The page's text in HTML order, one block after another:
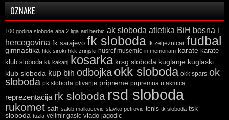
OZNAKE
100 godina slobode aba 2 liga aid berbic ak sloboda atletika BiH bosna i
hercegovina fk sarajevo fk sloboda fk zeljeznicar fudbal
gimnastika hkk siroki hkk zrinjski husref musemic in memoriam karate karate
klub sloboda kk kakanj kosarka krsg sloboda kuglanje kuglaski
klub sloboda kup bih odbojka okk sloboda okk spars ok
sloboda pk sloboda plivanje pripreme pripremna utakmica
reprezentacija rk sloboda rsd sloboda
rukomet sah sakib malkocevic slavko petrovic tenis tk sloboda tsk
sloboda tuzla velimir gasic vlado jagodic